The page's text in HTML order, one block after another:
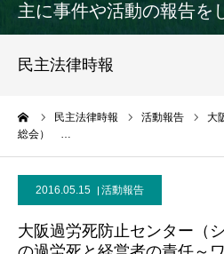
主に事件や活動の報告を
民主法律時報
民主法律時報 活動報告
大
総会） …
2016.05.15 活動報告
大阪過労死防止センター（